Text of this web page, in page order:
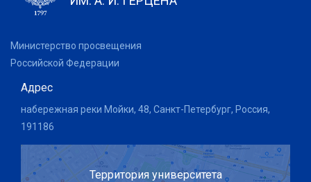
Министерство просвещения
Российской Федерации
Адрес
набережная реки Мойки, 48, Санкт-Петербург, Россия,
191186
Территория университета